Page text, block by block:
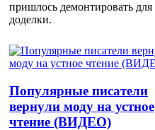
пришлось демонтировать для
доделки.
Популярные писатели
вернули моду на устное
чтение (ВИДЕО)